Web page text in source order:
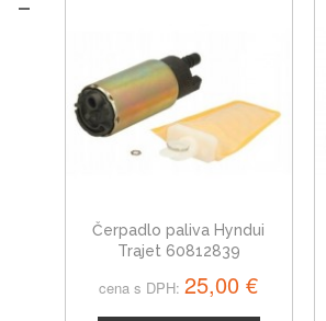
Čerpadlo paliva Hyndui
Trajet 60812839
cena s DPH: 25,00 €